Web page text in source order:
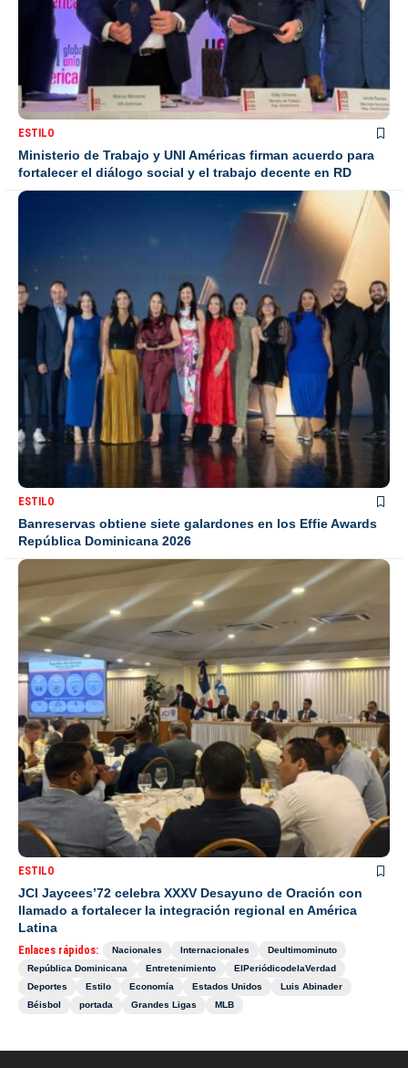
ESTILO
Ministerio de Trabajo y UNI Américas firman acuerdo para
fortalecer el diálogo social y el trabajo decente en RD
ESTILO
Banreservas obtiene siete galardones en los Effie Awards
República Dominicana 2026
ESTILO
JCI Jaycees’72 celebra XXXV Desayuno de Oración con
llamado a fortalecer la integración regional en América
Latina
Enlaces rápidos: Nacionales Internacionales
Deultimominuto
República Dominicana
Entretenimiento
ElPeriódicodelaVerdad
Deportes
Estilo Economía Estados Unidos
Luis Abinader
Béisbol
portada Grandes Ligas MLB